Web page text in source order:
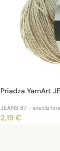
Priadza YarnArt
JEANS 87 - svetlá
2,19 €